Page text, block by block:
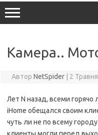
Камера..
Автор NetSpider 2
Лет N назад, всеми
iHome обещался своим
чуть ли не по всему городу